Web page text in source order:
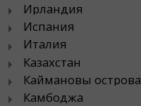
Ирландия
Испания
Италия
Казахстан
Каймановы острова
Камбоджа